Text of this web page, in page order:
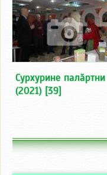
Сурхурине палӑртни
(2021) [39]